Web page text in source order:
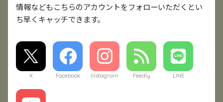
情報などもこちらのアカウントをフォローいただくとい
ち早くキャッチできます。
X Facebook Instagram Feedly LINE